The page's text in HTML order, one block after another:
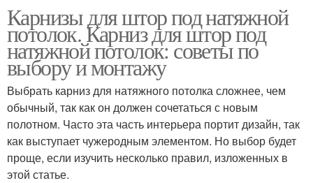
Карнизы для штор под натяжной
потолок. Карниз для штор под
натяжной потолок: советы по
выбору и монтажу
Выбрать карниз для натяжного потолка сложнее, чем
обычный, так как он должен сочетаться с новым
полотном. Часто эта часть интерьера портит дизайн, так
как выступает чужеродным элементом. Но выбор будет
проще, если изучить несколько правил, изложенных в
этой статье.